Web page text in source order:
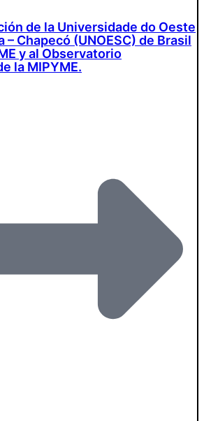
de la Universidade do Oeste
– Chapecó (UNOESC) de Brasil
y al Observatorio
la MIPYME.